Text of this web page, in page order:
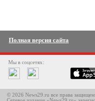
Полная версия сайта
Мы в соцсетях:
© 2026 News29.ru все права